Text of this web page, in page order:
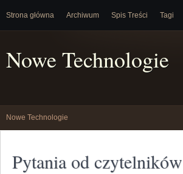
Strona główna Archiwum Spis Treści Tagi
Nowe Technologie
Nowe Technologie
Pytania od czytelników